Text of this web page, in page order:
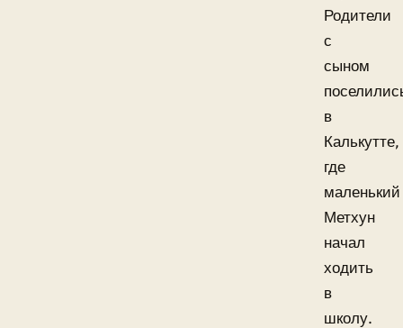
Родители
с
сыном
в
Калькутте,
где
маленький
Метхун
начал
ходить
в
школу.